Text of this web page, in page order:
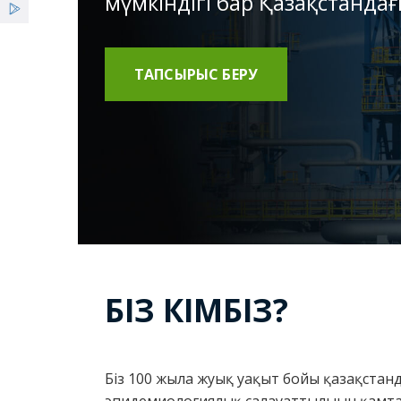
ТАПСЫРЫС БЕРУ
БІЗ КІМБІЗ?
Біз 100 жылға жуық уақыт бойы